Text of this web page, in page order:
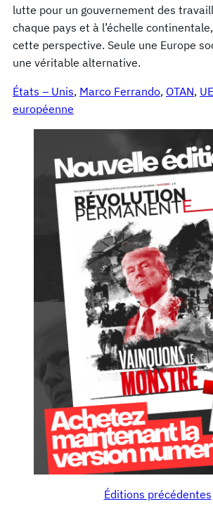
lutte pour un gouvernement des
chaque pays et à l’échelle
cette perspective. Seule une Europe
une véritable alternative.
États – Unis, Marco Ferrando, OTAN, UE
européenne
Éditions précédentes